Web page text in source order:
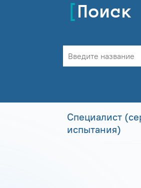
Специалист
испытания)